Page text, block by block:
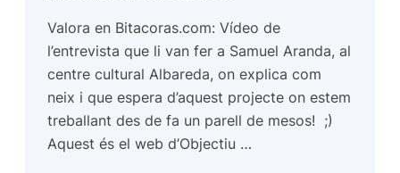
Valora en Bitacoras.com: Vídeo de
l’entrevista que li van fer a Samuel Aranda, al
centre cultural Albareda, on explica com
neix i que espera d’aquest projecte on estem
treballant des de fa un parell de mesos! ;)
Aquest és el web d’Objectiu …